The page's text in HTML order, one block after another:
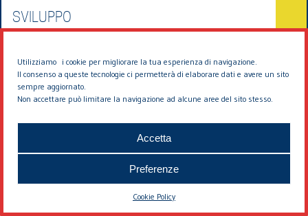
Utilizziamo i cookie per migliorare la tua esperienza di navigazione.
Il consenso a queste tecnologie ci permetterà di elaborare dati e avere un sito
sempre aggiornato.
Non accettare può limitare la navigazione ad alcune aree del sito stesso.
Accetta
Preferenze
Cookie Policy
SVILUPPO
22 LUGLIO 2018
© 2026 EDDYBURG